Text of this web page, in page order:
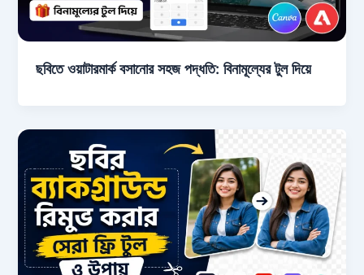
ছবিতে ওয়াটারমার্ক বসানোর সহজ পদ্ধতি: বিনামূল্যের টুল দিয়ে